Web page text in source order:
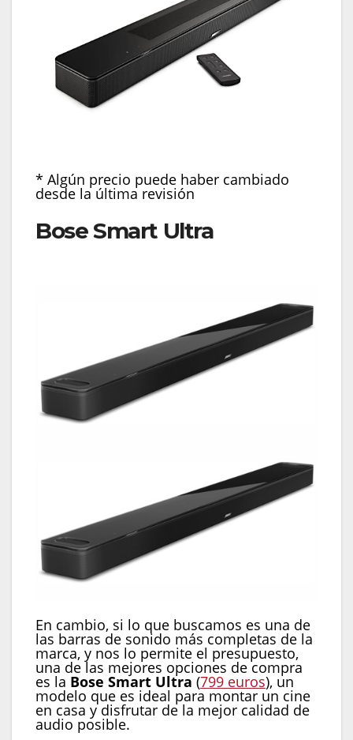
* Algún precio puede haber cambiado
desde la última revisión
Bose Smart Ultra
En cambio, si lo que buscamos es una de
las barras de sonido más completas de la
marca, y nos lo permite el presupuesto,
una de las mejores opciones de compra
es la Bose Smart Ultra (799 euros), un
modelo que es ideal para montar un cine
en casa y disfrutar de la mejor calidad de
audio posible.